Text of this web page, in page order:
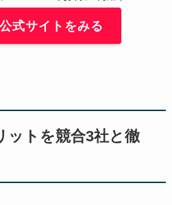
式サイトをみる
ットを競合3社と徹